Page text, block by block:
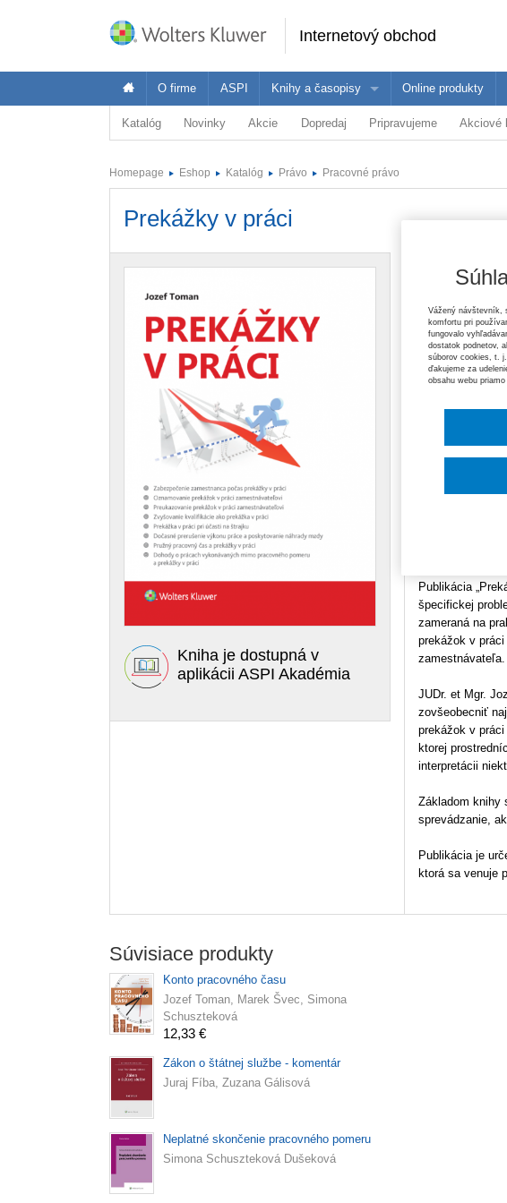
Internetový obchod
O firme ASPI Knihy a časopisy
Oblasť
Ekonomika
Dane a účtovníctvo
ASPI Akadémia
Vybrané produkty
25,20 €
Ochrana
Tomáš Ľalík,
26,40 €
Pracovné
Online produkty
Ponuka Wolters Kluwer je široká - pozrite sa čo ponúkame
Právnici Ekonómovia
Katalóg Novinky Akcie Dopredaj Pripravujeme Akciové
Homepage Eshop Katalóg Právo Pracovné právo
Prekážky v práci
Kniha je dostupná v
aplikácii ASPI Akadémia
Vydavateľ
Typ publikácie
Dátum vydania
Typ produktu
Publikácia
špecifickej
zameraná na
prekážok v
zamestnávateľa.
JUDr. et Mgr.
zovšeobecniť
prekážok v
ktorej
interpretácii
Základom knihy
sprevádzanie,
Publikácia je
ktorá sa venuje
Súvisiace produkty
Konto pracovného času
Jozef Toman, Marek Švec, Simona
Schuszteková
12,33 €
Zákon o štátnej službe - komentár
Juraj Fíba, Zuzana Gálisová
Neplatné skončenie pracovného pomeru
Simona Schuszteková Dušeková
Vážený návštevník,
komfortu pri
fungovalo
dostatok podnetov,
súborov cookies, t.
ďakujeme za
obsahu webu priamo